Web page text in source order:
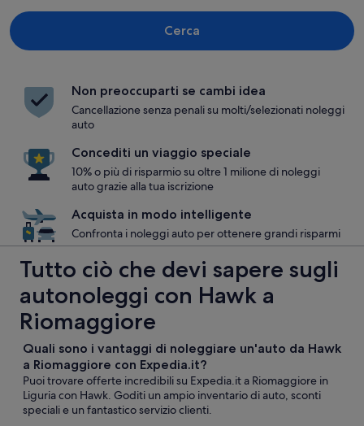
Cerca
Non preoccuparti se cambi idea
Cancellazione senza penali su molti/selezionati noleggi
auto
Concediti un viaggio speciale
10% o più di risparmio su oltre 1 milione di noleggi
auto grazie alla tua iscrizione
Acquista in modo intelligente
Confronta i noleggi auto per ottenere grandi risparmi
Tutto ciò che devi sapere sugli
autonoleggi con Hawk a
Riomaggiore
Quali sono i vantaggi di noleggiare un'auto da Hawk
a Riomaggiore con Expedia.it?
Puoi trovare offerte incredibili su Expedia.it a Riomaggiore in
Liguria con Hawk. Goditi un ampio inventario di auto, sconti
speciali e un fantastico servizio clienti.